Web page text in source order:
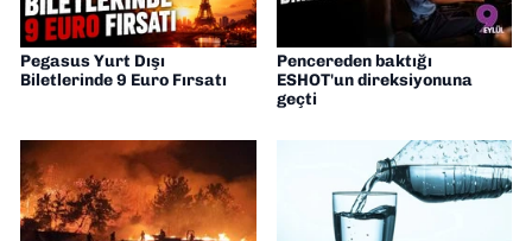
Pegasus Yurt Dışı
Biletlerinde 9 Euro Fırsatı
Pencereden baktığı
ESHOT'un direksiyonuna
geçti